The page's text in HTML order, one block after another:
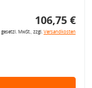
106,75 €
MwSt., zzgl.Versandkosten